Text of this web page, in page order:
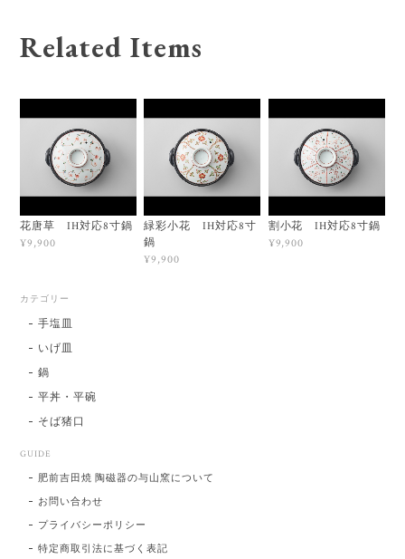
Related Items
花唐草 IH対応8寸鍋
¥9,900
緑彩小花 IH対応8寸
鍋
¥9,900
割小花 IH対応8寸鍋
¥9,900
カテゴリー
手塩皿
いげ皿
鍋
平丼・平碗
そば猪口
GUIDE
肥前吉田焼 陶磁器の与山窯について
お問い合わせ
プライバシーポリシー
特定商取引法に基づく表記